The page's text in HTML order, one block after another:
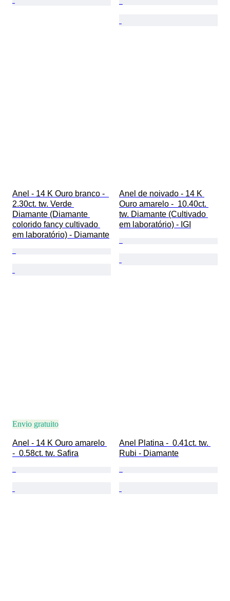
Anel - 14 K Ouro branco -
2.30ct. tw. Verde
Diamante (Diamante
colorido fancy cultivado
em laboratório) - Diamante
Anel de noivado - 14 K
Ouro amarelo -  10.40ct.
tw. Diamante (Cultivado
em laboratório) - IGI
Envio gratuito
Anel - 14 K Ouro amarelo
-  0.58ct. tw. Safira
Anel Platina -  0.41ct. tw.
Rubi - Diamante